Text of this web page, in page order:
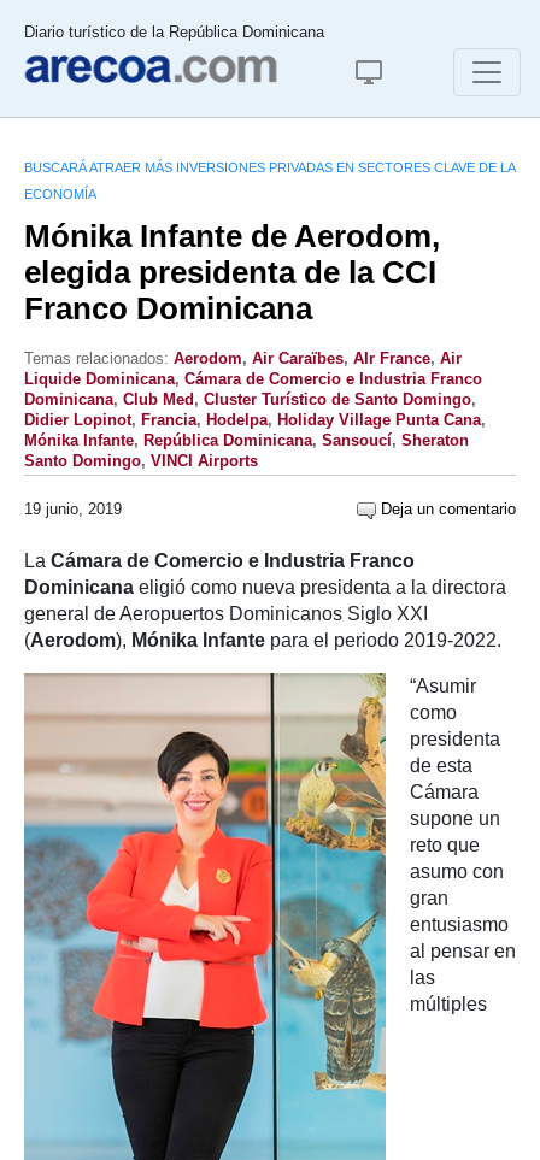
Diario turístico de la República Dominicana
BUSCARÁ ATRAER MÁS INVERSIONES PRIVADAS EN SECTORES CLAVE DE LA
ECONOMÍA
Mónika Infante de Aerodom,
elegida presidenta de la CCI
Franco Dominicana
Temas relacionados: Aerodom, Air Caraïbes, AIr France, Air
Liquide Dominicana, Cámara de Comercio e Industria Franco
Dominicana, Club Med , Cluster Turístico de Santo Domingo,
Didier Lopinot, Francia, Hodelpa, Holiday Village Punta Cana,
Mónika Infante, República Dominicana, Sansoucí, Sheraton
Santo Domingo, VINCI Airports
19 junio, 2019 Deja un comentario
La Cámara de Comercio e Industria Franco
Dominicana eligió como nueva presidenta a la directora
general de Aeropuertos Dominicanos Siglo XXI
(Aerodom), Mónika Infante para el periodo 2019-2022.
“Asumir
como
presidenta
de esta
Cámara
supone un
reto que
asumo con
gran
entusiasmo
al pensar en
las
múltiples